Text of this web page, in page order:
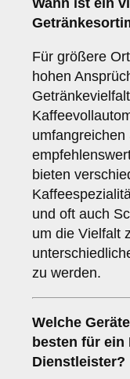
Wann ist ein
Für größere
hohen
umfangreichen
bieten
und oft auch
um die Vielfalt
zu werden.
Welche
besten für ein
Dienstleister?